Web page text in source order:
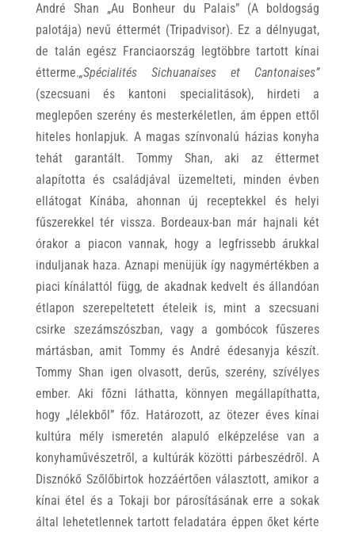
André Shan „Au Bonheur du Palais” (A boldogság
palotája) nevű éttermét (Tripadvisor). Ez a délnyugat,
de talán egész Franciaország legtöbbre tartott kínai
étterme.„Spécialités Sichuanaises et Cantonaises”
(szecsuani és kantoni specialitások), hirdeti a
meglepően szerény és mesterkéletlen, ám éppen ettől
hiteles honlapjuk. A magas színvonalú házias konyha
tehát garantált. Tommy Shan, aki az éttermet
alapította és családjával üzemelteti, minden évben
ellátogat Kínába, ahonnan új receptekkel és helyi
fűszerekkel tér vissza. Bordeaux-ban már hajnali két
órakor a piacon vannak, hogy a legfrissebb árukkal
induljanak haza. Aznapi menüjük így nagymértékben a
piaci kínálattól függ, de akadnak kedvelt és állandóan
étlapon szerepeltetett ételeik is, mint a szecsuani
csirke szezámszószban, vagy a gombócok fűszeres
mártásban, amit Tommy és André édesanyja készít.
Tommy Shan igen olvasott, derűs, szerény, szívélyes
ember. Aki főzni láthatta, könnyen megállapíthatta,
hogy „lélekből” főz. Határozott, az ötezer éves kínai
kultúra mély ismeretén alapuló elképzelése van a
konyhaművészetről, a kultúrák közötti párbeszédről. A
Disznókő Szőlőbirtok hozzáértően választott, amikor a
kínai étel és a Tokaji bor párosításának erre a sokak
által lehetetlennek tartott feladatára éppen őket kérte